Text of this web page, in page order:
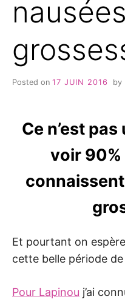
Posted on 17 JUIN 2016 by
Ce n’est
voir 90%
Et pourtant on
cette belle période
Pour Lapinou j’ai